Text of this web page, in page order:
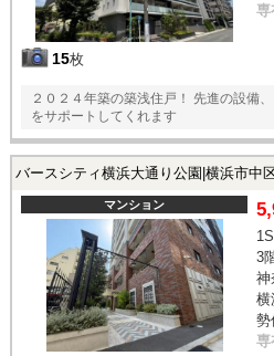
15枚
専
２０２４年築の築浅住戸！ 先進の設備
をサポートしてくれます
バースシティ横浜大通り公園|横浜市中
マンション
3
神
横
勢
専